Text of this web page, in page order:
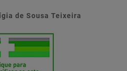
de Sousa Teixeira